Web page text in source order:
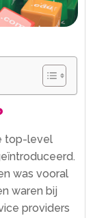
top-level
was vooral
waren bij
providers